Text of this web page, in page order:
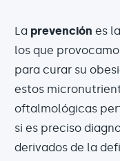
La prevención es
los que
para curar su
estos
oftalmológicas
si es preciso
derivados de la